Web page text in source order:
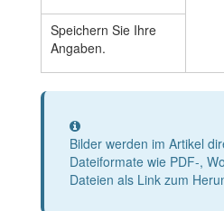
Speichern Sie Ihre
Angaben.
Information
Bilder werden im Artikel
Dateiformate wie PDF-,
Dateien als Link zum